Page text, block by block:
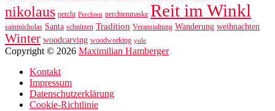
nikolaus percht Perchten perchtenmaske Reit im Winkl
saintnicholas Santa schnitzen Tradition Veranstaltung Wanderung weihnachten
Winter woodcarving woodworking yule
Copyright © 2026 Maximilian Hamberger
Kontakt
Impressum
Datenschutzerklärung
Cookie-Richtlinie